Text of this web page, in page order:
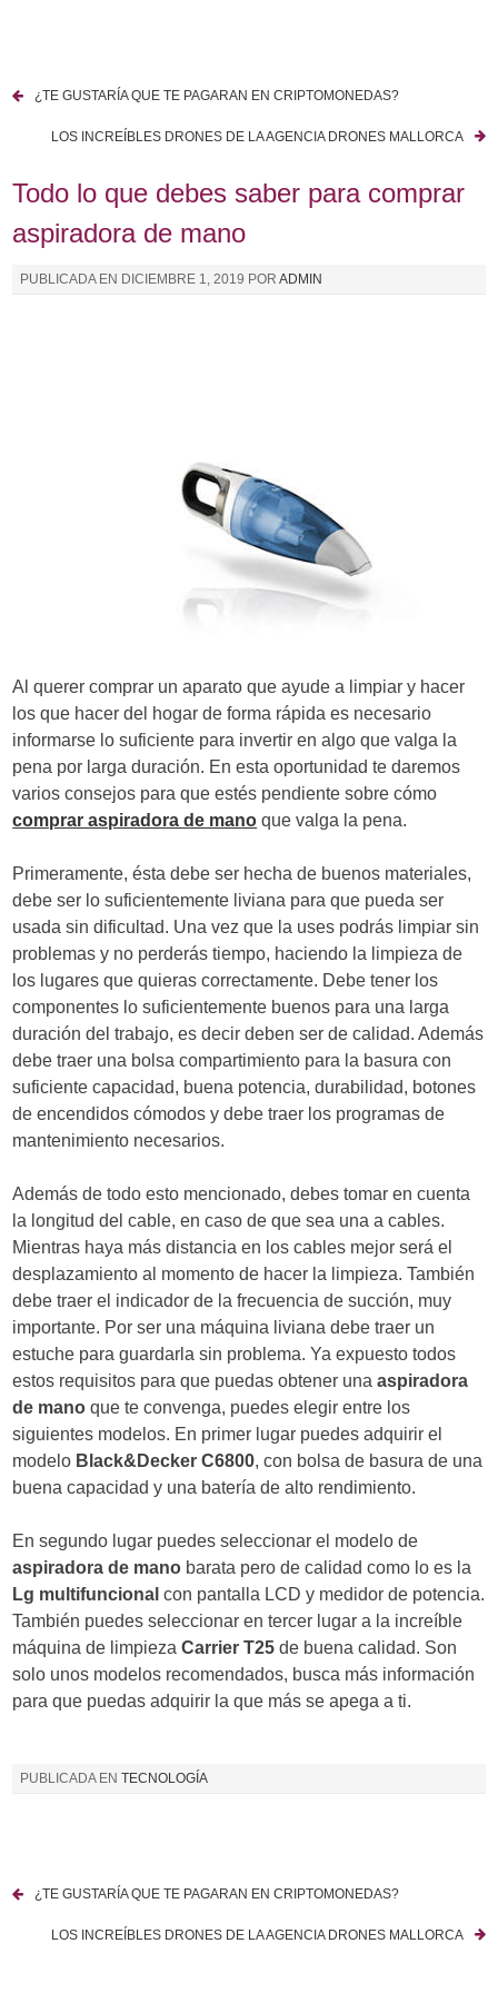
v
e
g
t
r
a
d
a
s
¿TE GUSTARÍA QUE TE PAGARAN EN CRIPTOMONEDAS?
LOS INCREÍBLES DRONES DE LA AGENCIA DRONES MALLORCA
Todo lo que debes saber para comprar
aspiradora de mano
PUBLICADA EN DICIEMBRE 1, 2019 PORADMIN
Al querer comprar un aparato que ayude a limpiar y hacer
los que hacer del hogar de forma rápida es necesario
informarse lo suficiente para invertir en algo que valga la
pena por larga duración. En esta oportunidad te daremos
varios consejos para que estés pendiente sobre cómo
comprar aspiradora de mano que valga la pena.
Primeramente, ésta debe ser hecha de buenos materiales,
debe ser lo suficientemente liviana para que pueda ser
usada sin dificultad. Una vez que la uses podrás limpiar sin
problemas y no perderás tiempo, haciendo la limpieza de
los lugares que quieras correctamente. Debe tener los
componentes lo suficientemente buenos para una larga
duración del trabajo, es decir deben ser de calidad. Además
debe traer una bolsa compartimiento para la basura con
suficiente capacidad, buena potencia, durabilidad, botones
de encendidos cómodos y debe traer los programas de
mantenimiento necesarios.
Además de todo esto mencionado, debes tomar en cuenta
la longitud del cable, en caso de que sea una a cables.
Mientras haya más distancia en los cables mejor será el
desplazamiento al momento de hacer la limpieza. También
debe traer el indicador de la frecuencia de succión, muy
importante. Por ser una máquina liviana debe traer un
estuche para guardarla sin problema. Ya expuesto todos
estos requisitos para que puedas obtener unaaspiradora
de mano que te convenga, puedes elegir entre los
siguientes modelos. En primer lugar puedes adquirir el
modelo Black&Decker C6800, con bolsa de basura de una
buena capacidad y una batería de alto rendimiento.
En segundo lugar puedes seleccionar el modelo de
aspiradora de mano barata pero de calidad como lo es la
Lg multifuncional con pantalla LCD y medidor de potencia.
También puedes seleccionar en tercer lugar a la increíble
máquina de limpieza Carrier T25 de buena calidad. Son
solo unos modelos recomendados, busca más información
para que puedas adquirir la que más se apega a ti.
PUBLICADA ENTECNOLOGÍA
¿TE GUSTARÍA QUE TE PAGARAN EN CRIPTOMONEDAS?
LOS INCREÍBLES DRONES DE LA AGENCIA DRONES MALLORCA